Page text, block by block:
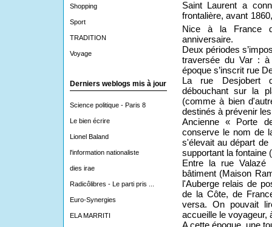
Shopping
Sport
TRADITION
Voyage
Derniers weblogs mis à jour
Science politique - Paris 8
Le bien écrire
Lionel Baland
l'information nationaliste
dies irae
Radicôlibres - Le parti pris ...
Euro-Synergies
ELA MARRITI
Saint Laurent a
frontalière, avant
Nice à la France
anniversaire.
Deux périodes
traversée du Var :
époque s’inscrit rue
La rue Desjobert
débouchant sur la
(comme à bien
destinés à prévenir
Ancienne « Porte
conserve le nom de
s'élevait au départ
supportant la fontaine
Entre la rue
bâtiment (Maison
l'Auberge relais de
de la Côte, de
versa. On pouvait
accueille le voyageur,